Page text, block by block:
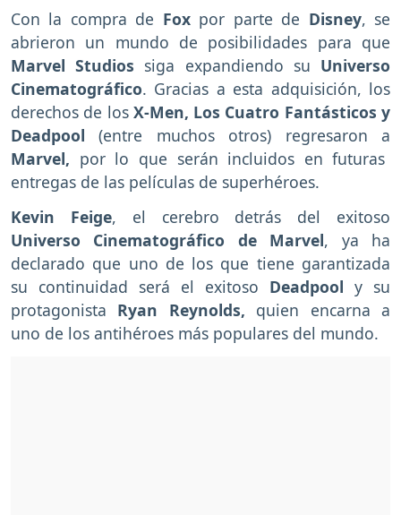
Con la compra de Foxpor parte de Disney, se
abrieron un mundo de posibilidades para que
Marvel Studios siga expandiendo su Universo
Cinematográfico. Gracias a esta adquisición, los
derechos de los X-Men, Los Cuatro Fantásticos y
Deadpool(entre muchos otros) regresaron a
Marvel, por lo que serán incluidos en futuras
entregas de las películas de superhéroes.
Kevin Feige, el cerebro detrás del exitoso
Universo Cinematográfico de Marvel, ya ha
declarado que uno de los que tiene garantizada
su continuidad será el exitoso Deadpool y su
protagonista Ryan Reynolds, quien encarna a
uno de los antihéroes más populares del mundo.